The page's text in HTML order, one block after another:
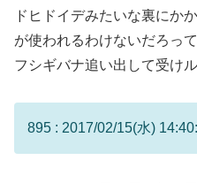
ドヒドイデみたいな裏にか
が使われるわけないだろっ
フシギバナ追い出して受け
895 : 2017/02/15(水)